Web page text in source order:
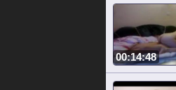
00:14:48